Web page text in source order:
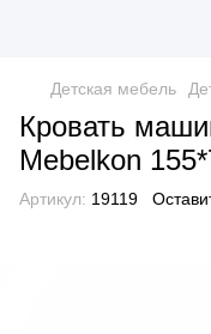
Детская мебель
Кровать
Mebelkon
Артикул: 19119